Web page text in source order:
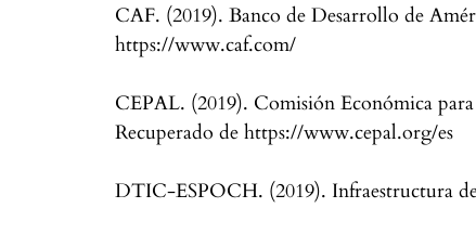
CAF. (2019). Banco de Desarrollo de
https://www.caf.com/
CEPAL. (2019). Comisión Económica
Recuperado de https://www.cepal.org/es
DTIC-ESPOCH. (2019). Infraestructura